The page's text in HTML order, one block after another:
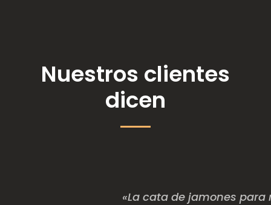
Nuestros clientes
dicen
«La cata de jamones para